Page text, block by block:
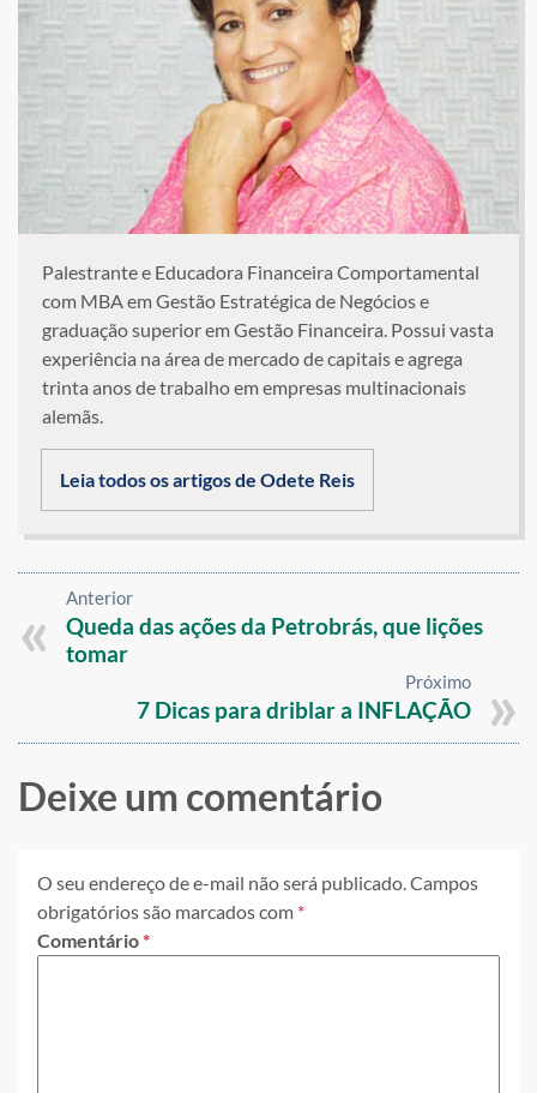
Palestrante e Educadora Financeira Comportamental
com MBA em Gestão Estratégica de Negócios e
graduação superior em Gestão Financeira. Possui vasta
experiência na área de mercado de capitais e agrega
trinta anos de trabalho em empresas multinacionais
alemãs.
Leia todos os artigos de Odete Reis
Anterior
Queda das ações da Petrobrás, que lições
tomar
Próximo
7 Dicas para driblar a INFLAÇÃO
Deixe um comentário
O seu endereço de e-mail não será publicado.Campos
obrigatórios são marcados com *
Comentário*